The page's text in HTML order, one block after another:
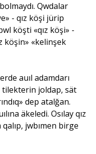
Qwdalar
- qız köşi jürip
köşti «qız köşi» -
köşin» «kelinşek
auıl adamdarı
tilekterin joldap, sät
dep atalğan.
äkeledi. Osılay qız
jwbımen birge